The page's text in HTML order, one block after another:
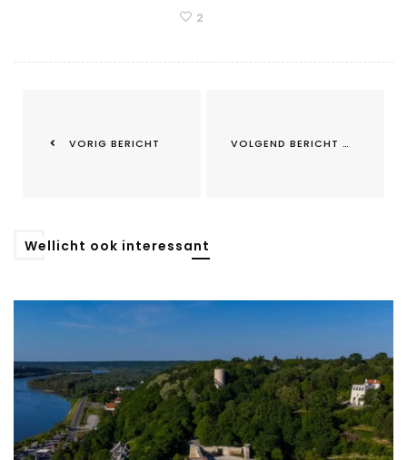
2
VORIG BERICHT VOLGEND BERICHT
Wellicht ook interessant